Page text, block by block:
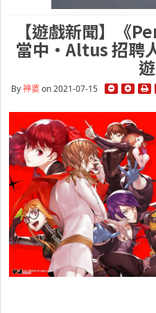
【遊戲新聞】《
當中・Altus 招聘
By神婆on 2021-07-15